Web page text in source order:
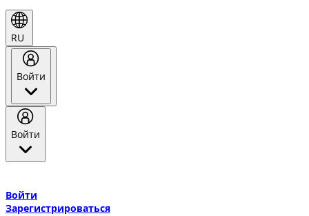
RU
Войти
Войти
Войти
Зарегистрироваться